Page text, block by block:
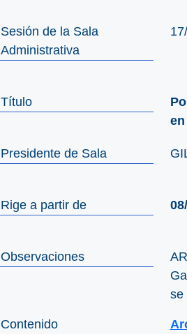
Sesión de la Sala
Administrativa
Título
Presidente de Sala
Rige a partir de
Observaciones
se
Contenido